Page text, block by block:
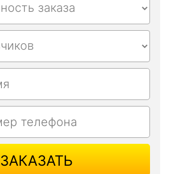
ЗАКАЗАТЬ